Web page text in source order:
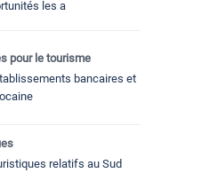
les a
pour le tourisme
bancaires et
relatifs au Sud